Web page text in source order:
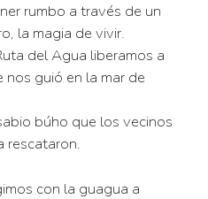
rumbo a través de un
la magia de vivir.
del Agua liberamos a
guió en la mar de
búho que los vecinos
rescataron.
con la guagua a